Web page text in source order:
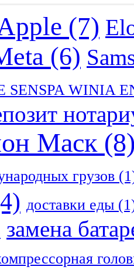
(7)
(6)
SENSPA WINIA
Маск
грузов
доставки еды
замена